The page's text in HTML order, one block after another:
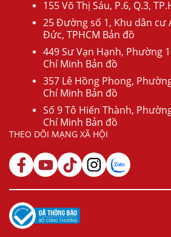
155 Võ Thị Sáu, P.6, Q.3,
25 Đường số 1, Khu dân cư
Đức, TPHCM Bản đồ
449 Sư Vạn Hạnh, Phường
Chí Minh Bản đồ
357 Lê Hồng Phong,
Chí Minh Bản đồ
Số 9 Tô Hiến Thành,
Chí Minh Bản đồ
THEO DÕI MẠNG XÃ HỘI